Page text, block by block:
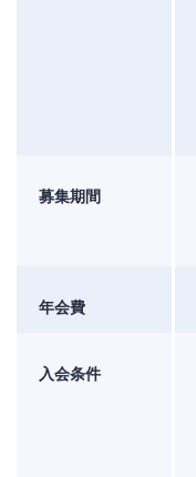
募集期間
年会費
入会条件